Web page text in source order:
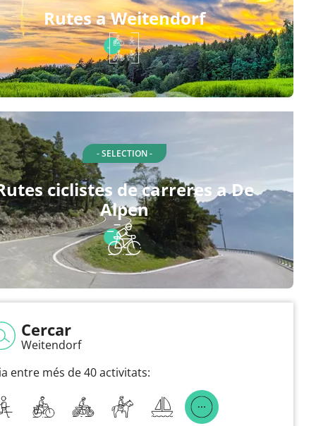
Rutes a Weitendorf
- SELECTION -
ciclistes de carreres a De
Alpen
Cercar
Weitendorf
entre més de 40 activitats: